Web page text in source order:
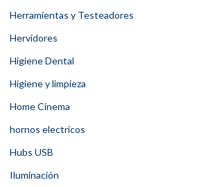
Herramientas y Testeadores
Hervidores
Higiene Dental
Higiene y limpieza
Home Cinema
hornos electricos
Hubs USB
Iluminación